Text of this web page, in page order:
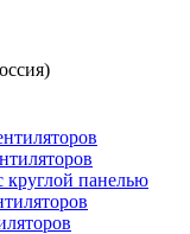
круглой панелью